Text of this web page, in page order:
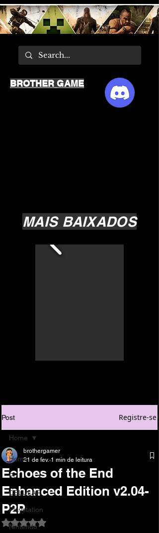
MAIS BAIXADOS
BROTHER GAME
Post Registre-se
Home
Pc
CELULAR
Playstation
Nintendo
Home
Echoes of the End
Enhanced Edition v2.04-
P2P
brothergamer
21 de fev. 1 min de leitura
Avaliado com NaN de 5 estrelas.